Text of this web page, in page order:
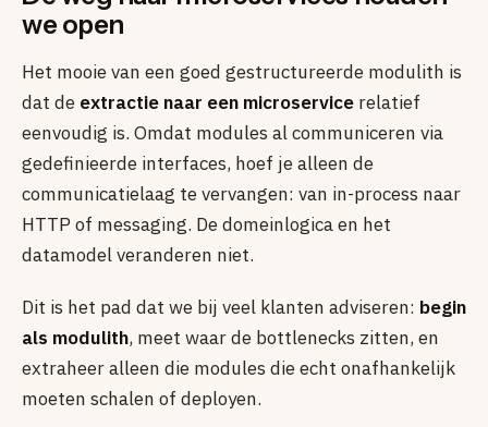
we open
Het mooie van een goed gestructureerde modulith is
dat de extractie naar een microservice relatief
eenvoudig is. Omdat modules al communiceren via
gedefinieerde interfaces, hoef je alleen de
communicatielaag te vervangen: van in-process naar
HTTP of messaging. De domeinlogica en het
datamodel veranderen niet.
Dit is het pad dat we bij veel klanten adviseren: begin
als modulith, meet waar de bottlenecks zitten, en
extraheer alleen die modules die echt onafhankelijk
moeten schalen of deployen.